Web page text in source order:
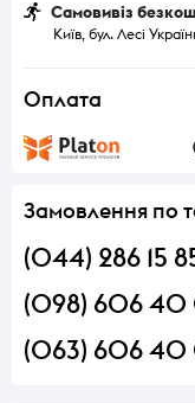
Самовивіз
Київ, бул. Лесі
Оплата
Замовлення по
(044) 286 15
(098) 606
(063) 606